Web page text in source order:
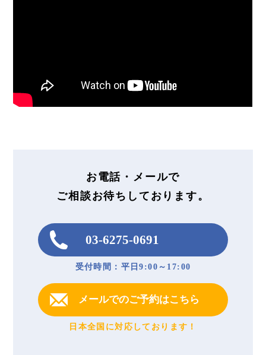
お電話・メールで
ご相談お待ちしております。
03-6275-0691
受付時間：平日9:00～17:00
メールでのご予約はこちら
日本全国に対応しております！